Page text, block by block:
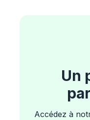
Un
Accédez à